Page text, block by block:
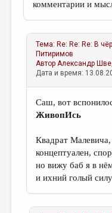
комментарии и
Тема: Re: Re: Re: В
Питиримов
АвторАлександр
Дата и время:
Саш, вот
ЖивопИсь
Квадрат
концептуален,
но вижу баб я в
и ихний голый